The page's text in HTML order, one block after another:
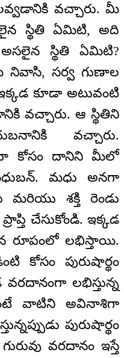
వచ్చారు. మీ
స్థితి ఏమిటి, అది
అసలైన స్థితి ఏమిటి?
నివాసి, సర్వ గుణాల
కూడా అటువంటి
వచ్చారు. ఆ స్థితిని
వచ్చారు.
సదా కోసం దానిని మీలో
మధు అనగా
శక్తి రెండు
చేసుకోండి. ఇక్కడ
రూపంలో లభిస్తాయి.
కోసం పురుషార్థం
లభిస్తున్న
వాటిని అవినాశిగా
పురుషార్థం
వరదానం ఇస్తే